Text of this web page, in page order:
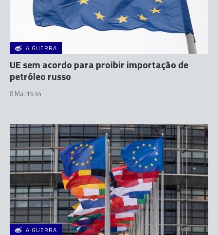
A GUERRA
UE sem acordo para proibir importação de
petróleo russo
8 Mai 15:54
A GUERRA